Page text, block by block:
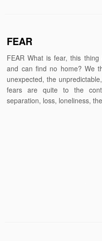
FEAR
FEAR What is fear, this
and can find no home? We
unexpected, the
fears are quite to the
separation, loss, loneliness,